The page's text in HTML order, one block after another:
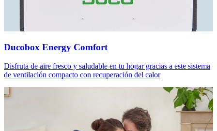
Ducobox Energy Comfort
Disfruta de aire fresco y saludable en tu hogar gracias a este sistema
de ventilación compacto con recuperación del calor